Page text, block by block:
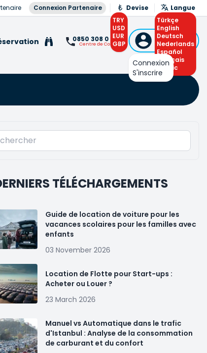
Connexion Partenaire
Devise
TRY
USD
EUR
GBP
Langue
Türkçe
English
Deutsch
Nederlands
Español
Français
Arabic
0850 308 0 308
Centre de Contact
Connexion
ou S'inscrire
Connexion
S'inscrire
TÉLÉCHARGEMENTS
Guide de location de voiture pour les
vacances scolaires pour les familles avec
enfants
03 November 2026
Location de Flotte pour Start-ups :
Acheter ou Louer ?
23 March 2026
Manuel vs Automatique dans le trafic
d'Istanbul : Analyse de la consommation
de carburant et du confort